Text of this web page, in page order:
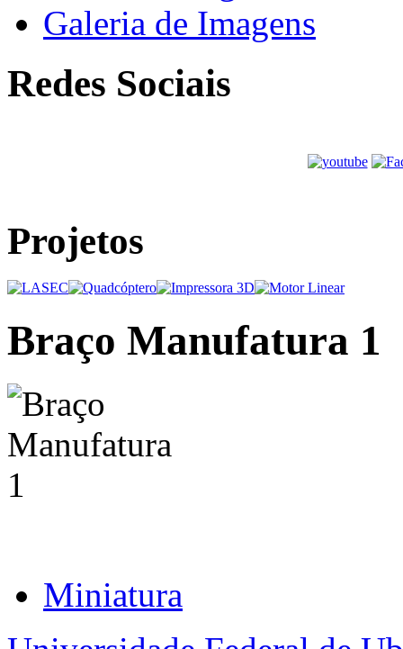
Galeria de Imagens
Redes Sociais
Projetos
Braço Manufatura 1
Miniatura